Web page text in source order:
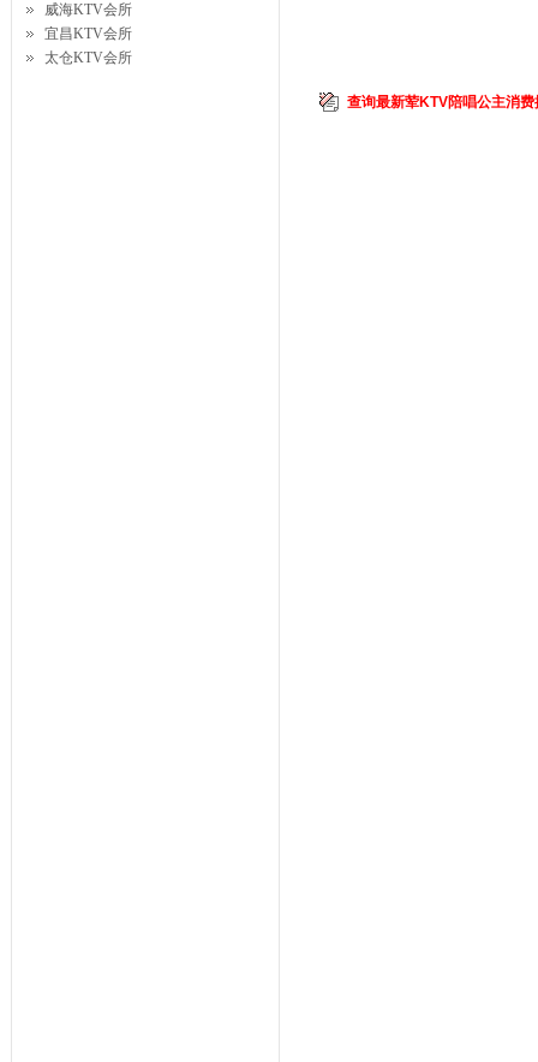
查询最新荤KTV陪唱公主消
威海KTV会所
宜昌KTV会所
太仓KTV会所